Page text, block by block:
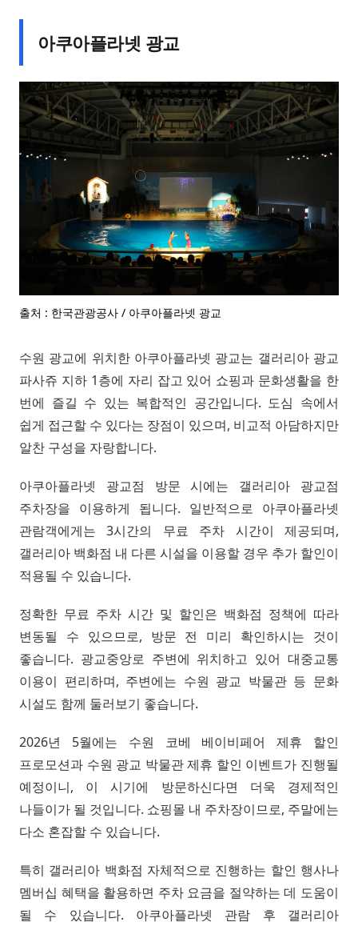
아쿠아플라넷 광교
출처 : 한국관광공사 / 아쿠아플라넷 광교
수원 광교에 위치한 아쿠아플라넷 광교는 갤러리아 광교
파사쥬 지하 1층에 자리 잡고 있어 쇼핑과 문화생활을 한
번에 즐길 수 있는 복합적인 공간입니다. 도심 속에서
쉽게 접근할 수 있다는 장점이 있으며, 비교적 아담하지만
알찬 구성을 자랑합니다.
아쿠아플라넷 광교점 방문 시에는 갤러리아 광교점
주차장을 이용하게 됩니다. 일반적으로 아쿠아플라넷
관람객에게는 3시간의 무료 주차 시간이 제공되며,
갤러리아 백화점 내 다른 시설을 이용할 경우 추가 할인이
적용될 수 있습니다.
정확한 무료 주차 시간 및 할인은 백화점 정책에 따라
변동될 수 있으므로, 방문 전 미리 확인하시는 것이
좋습니다. 광교중앙로 주변에 위치하고 있어 대중교통
이용이 편리하며, 주변에는 수원 광교 박물관 등 문화
시설도 함께 둘러보기 좋습니다.
2026년 5월에는 수원 코베 베이비페어 제휴 할인
프로모션과 수원 광교 박물관 제휴 할인 이벤트가 진행될
예정이니, 이 시기에 방문하신다면 더욱 경제적인
나들이가 될 것입니다. 쇼핑몰 내 주차장이므로, 주말에는
다소 혼잡할 수 있습니다.
특히 갤러리아 백화점 자체적으로 진행하는 할인 행사나
멤버십 혜택을 활용하면 주차 요금을 절약하는 데 도움이
될 수 있습니다. 아쿠아플라넷 관람 후 갤러리아